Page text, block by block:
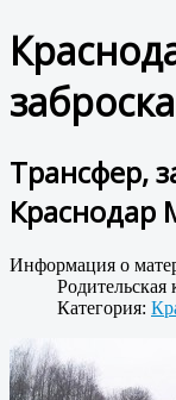
заброска
Трансфер,
Краснодар
Информация о
Родительская
Категория: